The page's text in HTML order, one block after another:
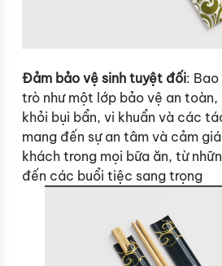
Đảm bảo vệ sinh tuyệt đối:
trò như một lớp bảo vệ an
khỏi bụi bẩn, vi khuẩn và các
mang đến sự an tâm và cảm
khách trong mọi bữa ăn, từ
đến các buổi tiệc sang trọng